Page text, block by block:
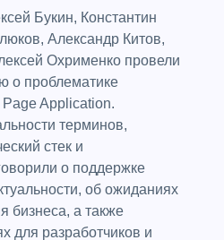
Александр Китов,
Охрименко провели
о проблематике
Application.
терминов,
стек и
о поддержке
об ожиданиях
бизнеса, а также
для разработчиков и